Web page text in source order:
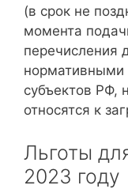
(в срок не
момента
перечисления
нормативными
субъектов РФ,
относятся к
Льготы
2023 году